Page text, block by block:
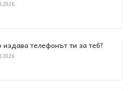
издава телефонът ти за теб?